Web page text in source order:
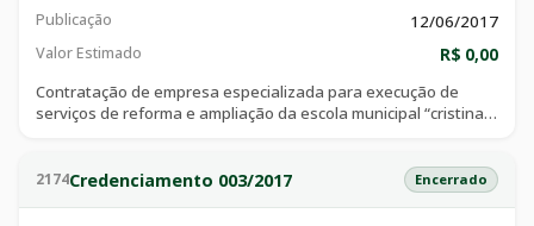
Publicação 12/06/2017
Valor Estimado
R$ 0,00
Contratação de empresa especializada para execução de
serviços de reforma e ampliação da escola municipal “cristina
2174Credenciamento 003/2017 Encerrado